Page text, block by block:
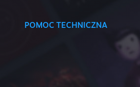
POMOC TECHNICZNA